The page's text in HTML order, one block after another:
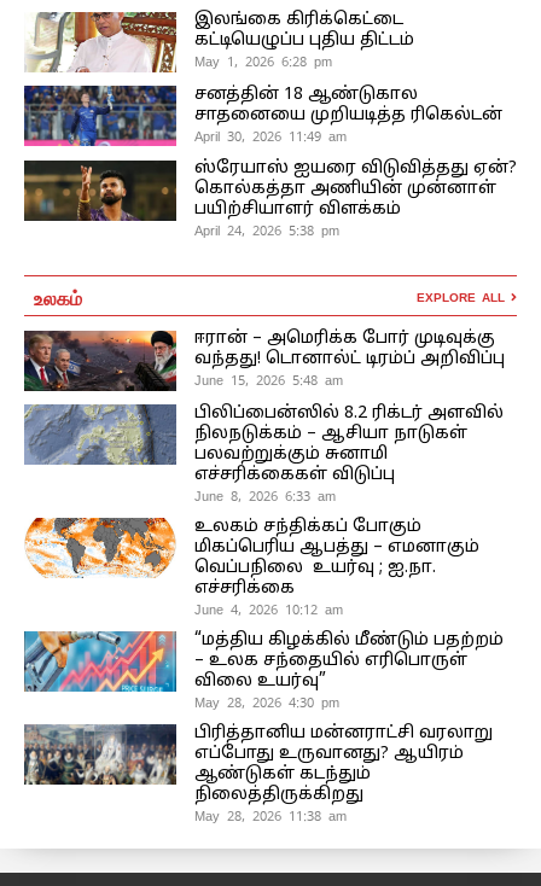
இலங்கை கிரிக்கெட்டை
கட்டியெழுப்ப புதிய திட்டம்
May 1, 2026 6:28 pm
சனத்தின் 18 ஆண்டுகால
சாதனையை முறியடித்த ரிகெல்டன்
April 30, 2026 11:49 am
ஸ்ரேயாஸ் ஐயரை விடுவித்தது ஏன்?
கொல்கத்தா அணியின் முன்னாள்
பயிற்சியாளர் விளக்கம்
April 24, 2026 5:38 pm
உலகம் EXPLORE ALL
ஈரான் – அமெரிக்க போர் முடிவுக்கு
வந்தது! டொனால்ட் டிரம்ப் அறிவிப்பு
June 15, 2026 5:48 am
பிலிப்பைன்ஸில் 8.2 ரிக்டர் அளவில்
நிலநடுக்கம் – ஆசியா நாடுகள்
பலவற்றுக்கும் சுனாமி
எச்சரிக்கைகள் விடுப்பு
June 8, 2026 6:33 am
உலகம் சந்திக்கப் போகும்
மிகப்பெரிய ஆபத்து – எமனாகும்
வெப்பநிலை உயர்வு ; ஐ.நா.
எச்சரிக்கை
June 4, 2026 10:12 am
“மத்திய கிழக்கில் மீண்டும் பதற்றம்
– உலக சந்தையில் எரிபொருள்
விலை உயர்வு”
May 28, 2026 4:30 pm
பிரித்தானிய மன்னராட்சி வரலாறு
எப்போது உருவானது? ஆயிரம்
ஆண்டுகள் கடந்தும்
நிலைத்திருக்கிறது
May 28, 2026 11:38 am